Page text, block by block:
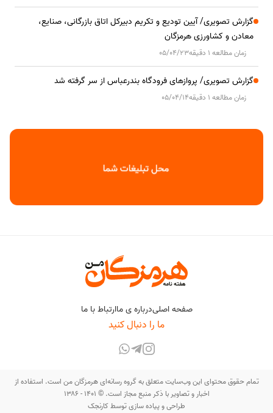
گزارش تصویری/ آیین تودیع و تکریم دبیرکل اتاق بازرگانی، صنایع،
معادن و کشاورزی هرمزگان
زمان مطالعه 1 دقیقه 05/04/23
گزارش تصویری/ پروازهای فرودگاه بندرعباس از سر گرفته شد
زمان مطالعه 1 دقیقه 05/04/14
صفحه اصلیدرباره ی ماارتباط با ما
ما را دنبال کنید
تمام حقوق محتوای این وب‌سایت متعلق به گروه رسانه‌ای هرمزگان من است. استفاده از
اخبار و تصاویر با ذکر منبع مجاز است. © ۱۴۰۱ - ۱۳۸۶
طراحی و پیاده سازی توسطکارنجک